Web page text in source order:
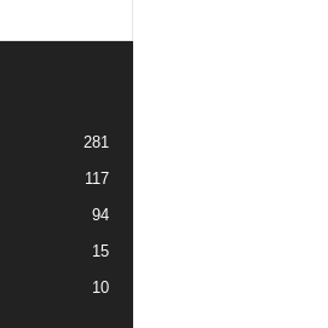
281
117
94
15
10